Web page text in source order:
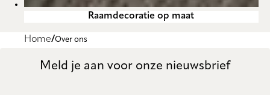
Raamdecoratie op maat
Home Over ons
Meld je aan voor onze nieuwsbrief